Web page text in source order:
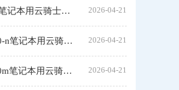
戴尔Latitude X1笔记本用云骑士装机步骤 2026-04-21
戴尔 Vostro 1400-n笔记本用云骑士装机大师怎么装xp系统 2026-04-21
戴尔Inspiron 640m笔记本用云骑士装机步骤 2026-04-21